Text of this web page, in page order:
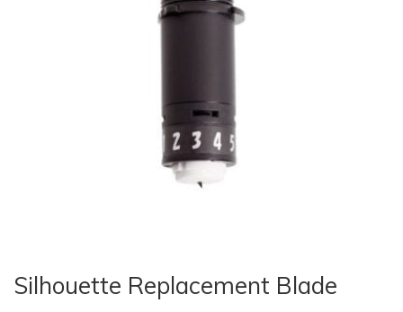
Silhouette Replacement Blade